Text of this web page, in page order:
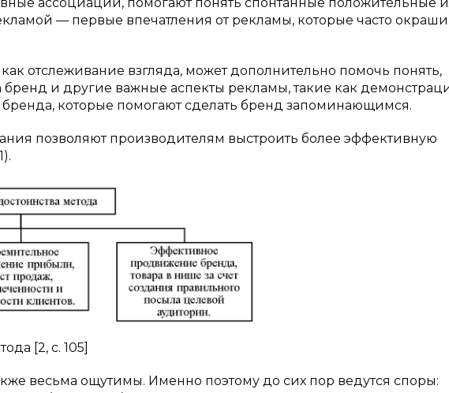
— первые впечатления от рекламы, которые часто
отслеживание взгляда, может дополнительно помочь понять,
и другие важные аспекты рекламы, такие как
которые помогают сделать бренд запоминающимся.
позволяют производителям выстроить более эффективную
[2, c. 105]
весьма ощутимы. Именно поэтому до сих пор ведутся споры: